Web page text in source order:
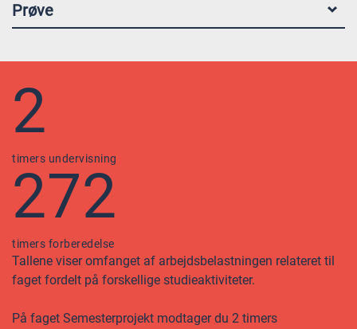
Prøve
2
timers undervisning
272
timers forberedelse
Tallene viser omfanget af arbejdsbelastningen relateret til
faget fordelt på forskellige studieaktiviteter.
På faget Semesterprojekt modtager du 2 timers